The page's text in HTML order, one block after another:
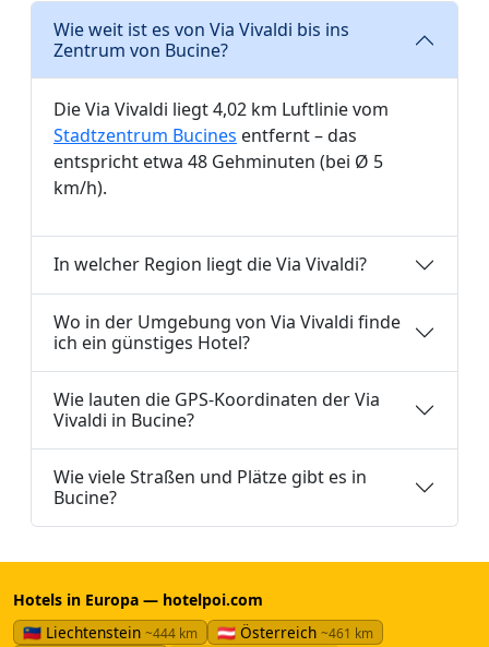
Wie weit ist es von Via Vivaldi bis ins
Zentrum von Bucine?
Die Via Vivaldi liegt 4,02 km Luftlinie vom
Stadtzentrum Bucines entfernt – das
entspricht etwa 48 Gehminuten (bei Ø 5
km/h).
In welcher Region liegt die Via Vivaldi?
Wo in der Umgebung von Via Vivaldi finde
ich ein günstiges Hotel?
Wie lauten die GPS-Koordinaten der Via
Vivaldi in Bucine?
Wie viele Straßen und Plätze gibt es in
Bucine?
Hotels in Europa — hotelpoi.com
🇱🇮 Liechtenstein ~444 km 🇦🇹 Österreich ~461 km